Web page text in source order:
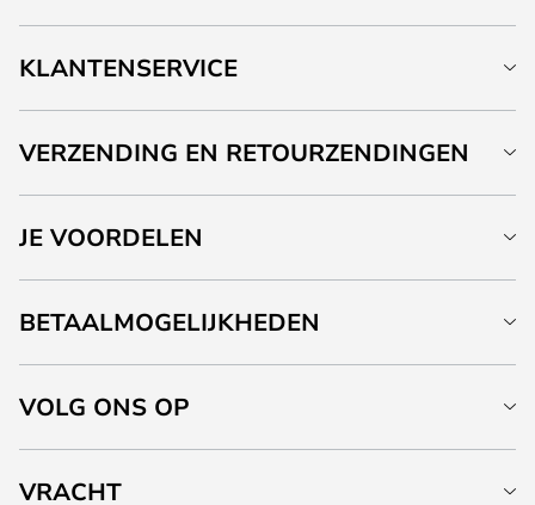
KLANTENSERVICE
VERZENDING EN RETOURZENDINGEN
JE VOORDELEN
BETAALMOGELIJKHEDEN
VOLG ONS OP
VRACHT